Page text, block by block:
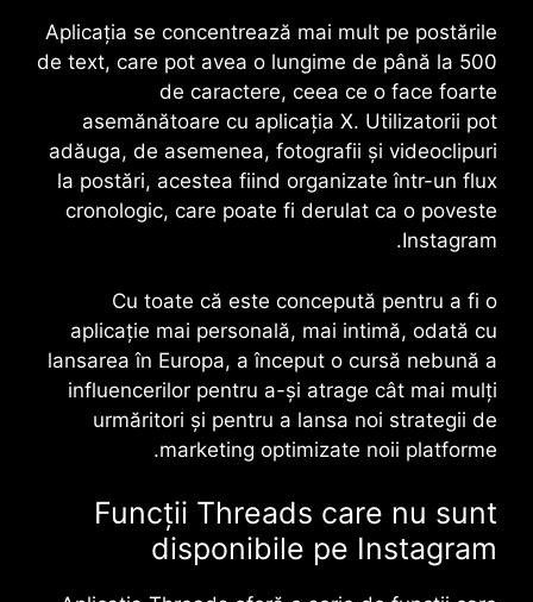
Aplicația se concentrează mai mult pe postările
de text, care pot avea o lungime de până la 500
de caractere, ceea ce o face foarte
asemănătoare cu aplicația X. Utilizatorii pot
adăuga, de asemenea, fotografii și videoclipuri
la postări, acestea fiind organizate într-un flux
cronologic, care poate fi derulat ca o poveste
Instagram.
Cu toate că este concepută pentru a fi o
aplicație mai personală, mai intimă, odată cu
lansarea în Europa, a început o cursă nebună a
influencerilor pentru a-și atrage cât mai mulți
urmăritori și pentru a lansa noi strategii de
marketing optimizate noii platforme.
Funcții Threads care nu sunt
disponibile pe Instagram